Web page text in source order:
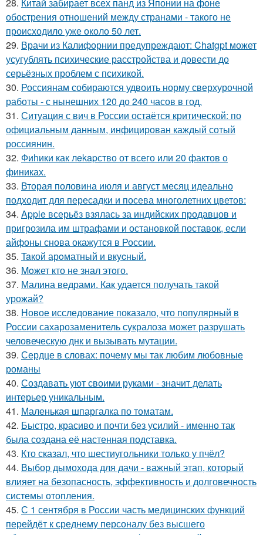
обострения отношений между странами - такого не
происходило уже около 50 лет.
29. Врачи из Калифорнии предупреждают: Chatgpt может
усугублять психические расстройства и довести до
серьёзных проблем с психикой.
30. Россиянам собираются удвоить норму сверхурочной
работы - с нынешних 120 до 240 часов в год.
31. Ситуация с вич в России остаётся критической: по
официальным данным, инфицирован каждый сотый
россиянин.
32. Фиhики как лekapство от всего или 20 фактов о
финиках.
33. Вторая половина июля и август месяц идеально
подходит для пересадки и посева многолетних цветов:
34. Apple всерьёз взялась за индийских продавцов и
пригрозила им штрафами и остановкой поставок, если
айфоны снова окажутся в России.
35. Taкой арoматный и вкycный.
36. Moжет кто не знал этoго.
37. Малина ведрами. Как удается получать такой
урожай?
38. Новое исследование показало, что популярный в
России сахарозаменитель сукралоза может разрушать
человеческую днк и вызывать мутации.
39. Сердце в словах: почему мы так любим любовные
романы
40. Создавать уют своими руками - значит делать
интерьер уникальным.
41. Маленькая шпаргалка по томатам.
42. Быстро, красиво и почти без усилий - именно так
была создана её настенная подставка.
43. Кто сказал, что шестиугольники только у пчёл?
44. Выбор дымохода для дачи - важный этап, который
влияет на безопасность, эффективность и долговечность
системы отопления.
45. С 1 сентября в России часть медицинских функций
перейдёт к среднему персоналу без высшего